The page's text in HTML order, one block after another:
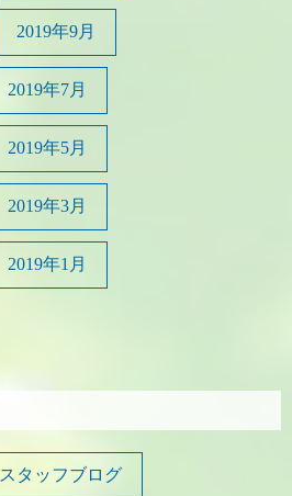
2019年9月
2019年7月
2019年5月
2019年3月
2019年1月
スタッフブログ